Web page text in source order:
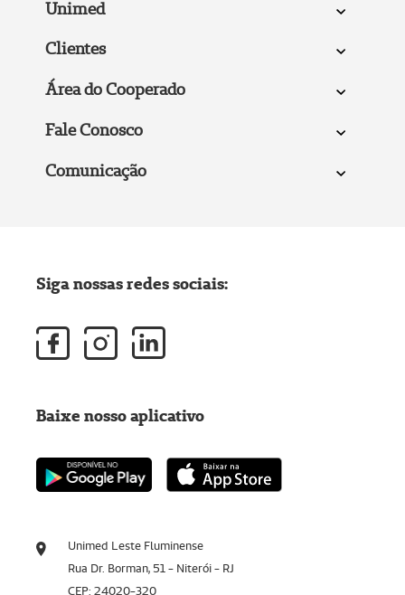
Unimed
Clientes
Área do Cooperado
Fale Conosco
Comunicação
Unimed Leste Fluminense
Rua Dr. Borman, 51 - Niterói - RJ
CEP: 24020-320
Siga nossas redes sociais:
Baixe nosso aplicativo